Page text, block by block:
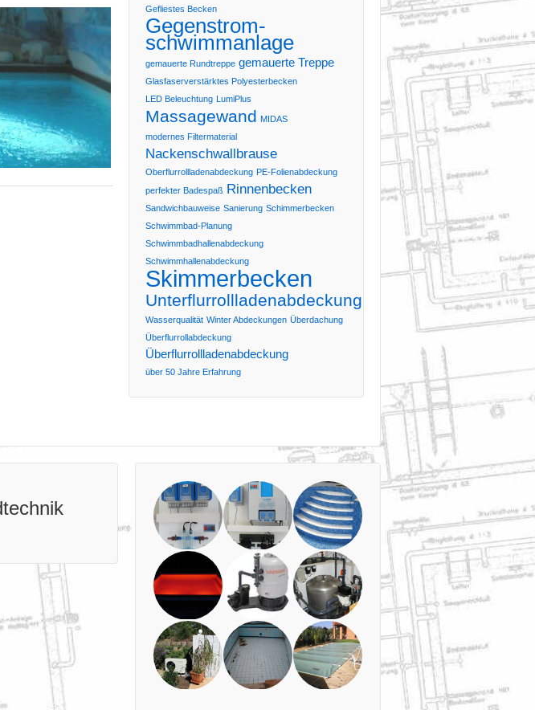
Gefliestes Becken
Gegenstrom-
schwimmanlage
gemauerte Rundtreppe gemauerte Treppe
Glasfaserverstärktes Polyesterbecken
LED Beleuchtung LumiPlus
Massagewand MIDAS
modernes Filtermaterial
Nackenschwallbrause
Oberflurrollladenabdeckung PE-Folienabdeckung
perfekter Badespaß Rinnenbecken
Sandwichbauweise Sanierung Schimmerbecken
Schwimmbad-Planung
Schwimmbadhallenabdeckung
Schwimmhallenabdeckung
Skimmerbecken
Unterflurrollladenabdeckung
Wasserqualität Winter Abdeckungen Überdachung
Überflurrollabdeckung
Überflurrollladenabdeckung
über 50 Jahre Erfahrung